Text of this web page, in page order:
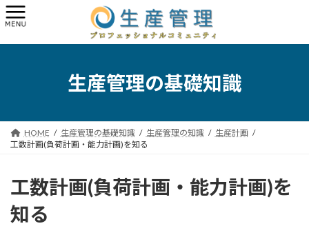
コ
ン
ン
ナ
ビ
ー
生産管理の基礎知識
HOME 生産管理の基礎知識 生産管理の知識
生産計画
工数計画(負荷計画・能力計画)を知る
工数計画(負荷計画・能力計画)を
知る